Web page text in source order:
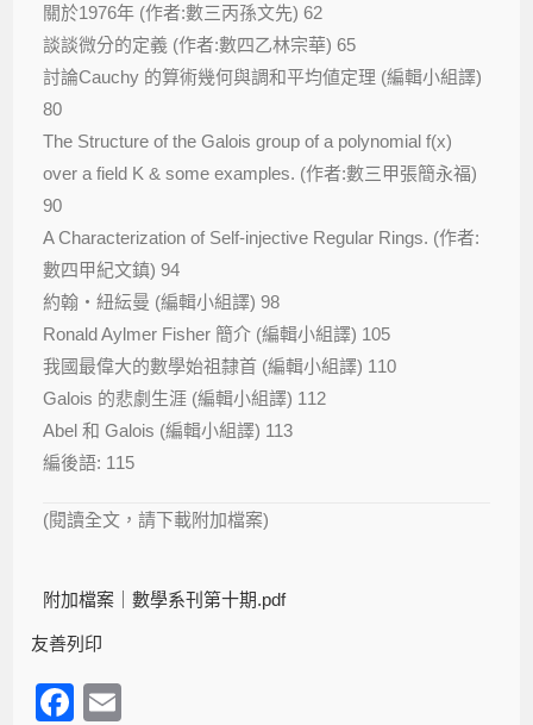
關於1976年 (作者:數三丙孫文先) 62
談談微分的定義 (作者:數四乙林宗華) 65
討論Cauchy 的算術幾何與調和平均値定理 (編輯小組譯)
80
The Structure of the Galois group of a polynomial f(x)
over a field K & some examples. (作者:數三甲張簡永福)
90
A Characterization of Self-injective Regular Rings. (作者:
數四甲紀文鎮) 94
約翰・紐紜曼 (編輯小組譯) 98
Ronald Aylmer Fisher 簡介 (編輯小組譯) 105
我國最偉大的數學始祖隸首 (編輯小組譯) 110
Galois 的悲劇生涯 (編輯小組譯) 112
Abel 和 Galois (編輯小組譯) 113
編後語: 115
(閱讀全文，請下載附加檔案)
附加檔案｜數學系刊第十期.pdf
友善列印
F